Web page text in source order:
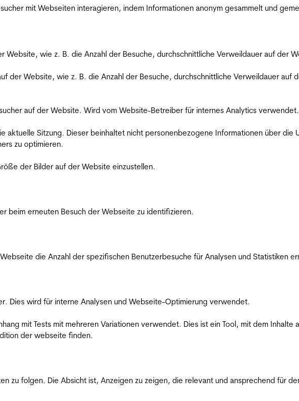
mit Webseiten interagieren, indem Informationen anonym gesammelt und
Website, wie z. B. die Anzahl der Besuche, durchschnittliche Verweildauer auf der
der Website, wie z. B. die Anzahl der Besuche, durchschnittliche Verweildauer auf
auf der Website. Wird vom Website-Betreiber für internes Analytics verwendet.
aktuelle Sitzung. Dieser beinhaltet nicht personenbezogene Informationen über die
zu optimieren.
der Bilder auf der Website einzustellen.
beim erneuten Besuch der Webseite zu identifizieren.
die Anzahl der spezifischen Benutzerbesuche für Analysen und Statistiken
Dies wird für interne Analysen und Webseite-Optimierung verwendet.
mit Tests mit mehreren Variationen verwendet. Dies ist ein Tool, mit dem
der webseite finden.
zu folgen. Die Absicht ist, Anzeigen zu zeigen, die relevant und ansprechend für